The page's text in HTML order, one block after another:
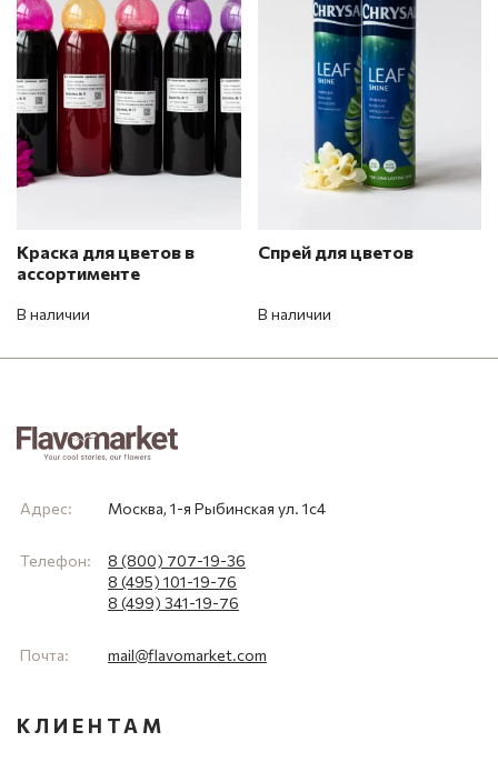
Краска для цветов в
ассортименте
В наличии
Спрей для цветов
В наличии
Адрес: Москва, 1-я Рыбинская ул. 1с4
Телефон:
8 (800) 707-19-36
8 (495) 101-19-76
8 (499) 341-19-76
Почта: mail@flavomarket.com
КЛИЕНТАМ